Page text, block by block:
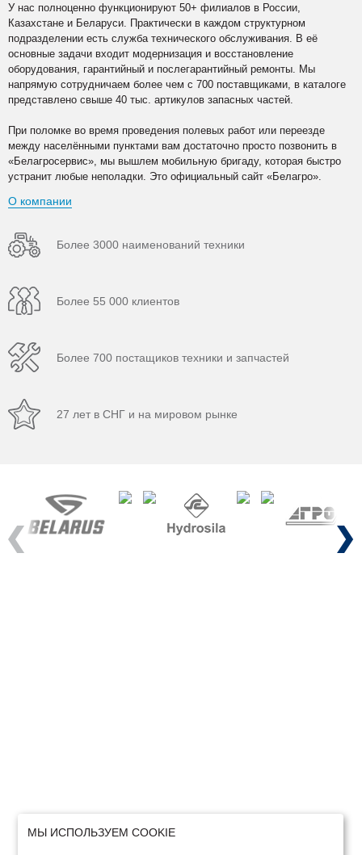
У нас полноценно функционируют 50+ филиалов в России,
Казахстане и Беларуси. Практически в каждом структурном
подразделении есть служба технического обслуживания. В её
основные задачи входит модернизация и восстановление
оборудования, гарантийный и послегарантийный ремонты. Мы
напрямую сотрудничаем более чем с 700 поставщиками, в каталоге
представлено свыше 40 тыс. артикулов запасных частей.
При поломке во время проведения полевых работ или переезде
между населёнными пунктами вам достаточно просто позвонить в
«Белагросервис», мы вышлем мобильную бригаду, которая быстро
устранит любые неполадки. Это официальный сайт «Белагро».
О компании
Более 3000 наименований техники
Более 55 000 клиентов
Более 700 постащиков техники и запчастей
27 лет в СНГ и на мировом рынке
Previous Next
МЫ ИСПОЛЬЗУЕМ COOKIE